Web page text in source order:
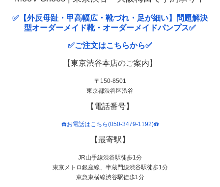
✅【外反母趾・甲高幅広・靴づれ・足が細い】問題解決
型オーダーメイド靴・オーダーメイドパンプス✅
✅ご注文はこちらから✅
【東京渋谷本店のご案内】
〒150-8501
東京都渋谷区渋谷
【電話番号】
☎️お電話はこちら(050-3479-1192)☎️
【最寄駅】
JR山手線渋谷駅徒歩1分
東京メトロ銀座線、半蔵門線渋谷駅徒歩1分
東急東横線渋谷駅徒歩1分